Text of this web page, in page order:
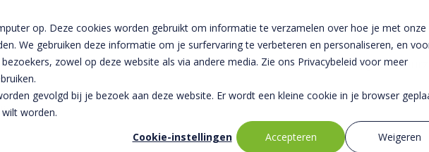
op. Deze cookies worden gebruikt om informatie te verzamelen over hoe je met onze
We gebruiken deze informatie om je surfervaring te verbeteren en personaliseren, en
zowel op deze website als via andere media. Zie ons Privacybeleid voor meer
gevolgd bij je bezoek aan deze website. Er wordt een kleine cookie in je browser
worden.
Cookie-instellingen
Accepteren Weigeren
Over onsVeiligheid